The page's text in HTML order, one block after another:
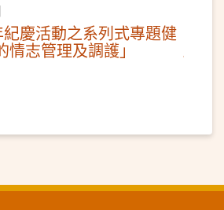
慶活動之系列式專題健
志管理及調護」